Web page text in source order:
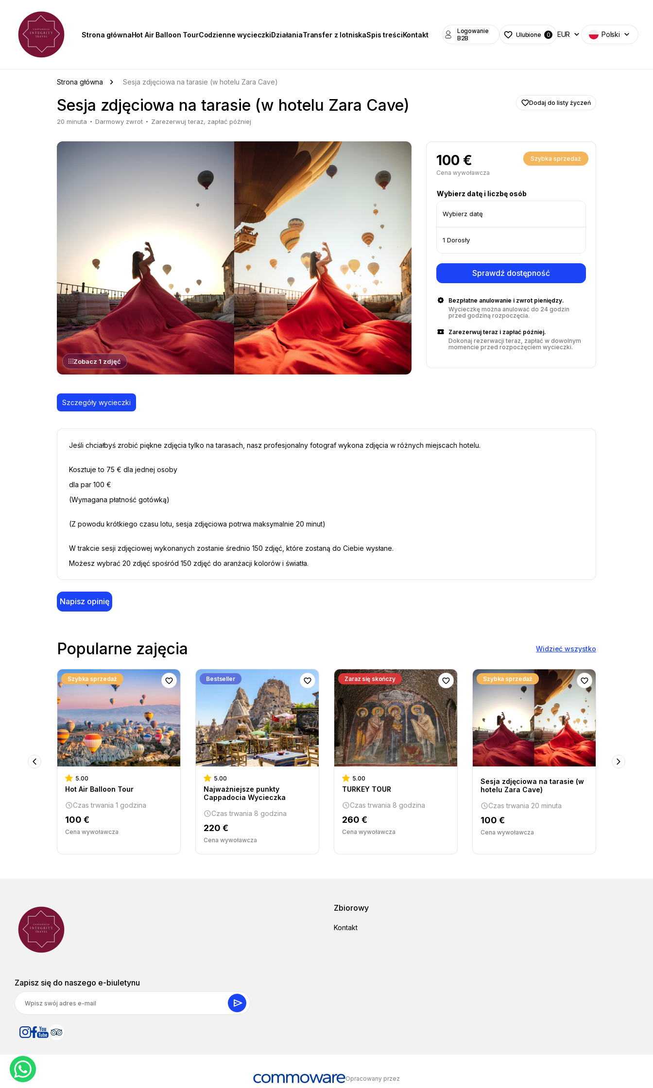
Strona głównaHot Air Balloon TourCodzienne wycieczkiDziałaniaTransfer z lotniskaSpis treściKontakt
Logowanie
B2B
Ulubione 0 EUR Polski
Strona główna Sesja zdjęciowa na tarasie (w hotelu Zara Cave)
Sesja zdjęciowa na tarasie (w hotelu Zara Cave)
20 minuta Darmowy zwrot Zarezerwuj teraz, zapłać później
Dodaj do listy życzeń
Zobacz 1 zdjęć
Szybka sprzedaż
100 €
Cena wywoławcza
Wybierz datę i liczbę osób
Wybierz datę
1 Dorosły
Sprawdź dostępność
Bezpłatne anulowanie i zwrot pieniędzy.
Wycieczkę można anulować do 24 godzin
przed godziną rozpoczęcia.
Zarezerwuj teraz i zapłać później.
Dokonaj rezerwacji teraz, zapłać w dowolnym
momencie przed rozpoczęciem wycieczki.
Szczegóły wycieczki
Jeśli chciałbyś zrobić piękne zdjęcia tylko na tarasach, nasz profesjonalny fotograf wykona zdjęcia w różnych miejscach hotelu.
Kosztuje to 75 € dla jednej osoby
dla par 100 €
(Wymagana płatność gotówką)
(Z powodu krótkiego czasu lotu, sesja zdjęciowa potrwa maksymalnie 20 minut)
W trakcie sesji zdjęciowej wykonanych zostanie średnio 150 zdjęć, które zostaną do Ciebie wysłane.
Możesz wybrać 20 zdjęć spośród 150 zdjęć do aranżacji kolorów i światła.
Napisz opinię
Popularne zajęcia Widzieć wszystko
Szybka sprzedaż
5.00
Hot Air Balloon Tour
Czas trwania 1 godzina
100 €
Cena wywoławcza
Bestseller
5.00
Najważniejsze punkty
Cappadocia Wycieczka
Czas trwania 8 godzina
220 €
Cena wywoławcza
Zaraz się skończy
5.00
TURKEY TOUR
Czas trwania 8 godzina
260 €
Cena wywoławcza
Szybka sprzedaż
Sesja zdjęciowa na tarasie (w
hotelu Zara Cave)
Czas trwania 20 minuta
100 €
Cena wywoławcza
Zapisz się do naszego e-biuletynu
Zbiorowy
Kontakt
Opracowany przez